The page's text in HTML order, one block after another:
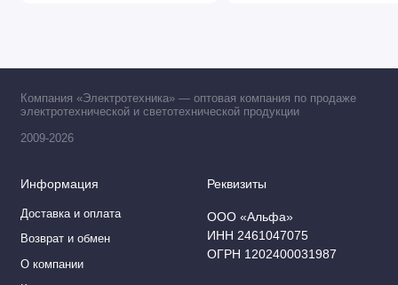
Компания «Электротехника» — оптовая компания по продаже
электротехнической и светотехнической продукции
2009-2026
Информация
Доставка и оплата
Возврат и обмен
О компании
Реквизиты
ООО «Альфа»
ИНН 2461047075
ОГРН 1202400031987